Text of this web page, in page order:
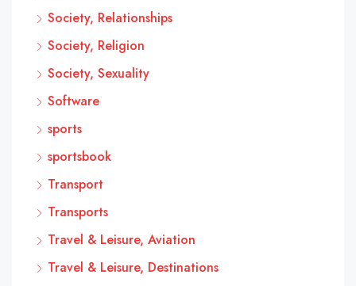
Society, Relationships
Society, Religion
Society, Sexuality
Software
sports
sportsbook
Transport
Transports
Travel & Leisure, Aviation
Travel & Leisure, Destinations